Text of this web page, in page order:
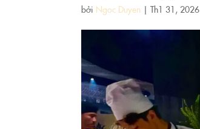
bởi Ngoc Duyen |Th1 31, 2026